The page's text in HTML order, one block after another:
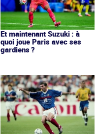
Et maintenant Suzuki : à
quoi joue Paris avec ses
gardiens ?